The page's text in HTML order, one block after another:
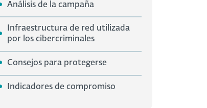
Análisis de la campaña
Infraestructura de red utilizada
por los cibercriminales
Consejos para protegerse
Indicadores de compromiso